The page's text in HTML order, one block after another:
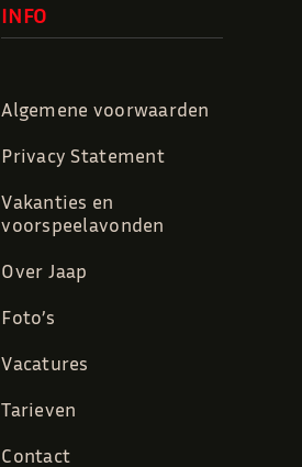
INFO
Algemene voorwaarden
Privacy Statement
Vakanties en
voorspeelavonden
Over Jaap
Foto’s
Vacatures
Tarieven
Contact